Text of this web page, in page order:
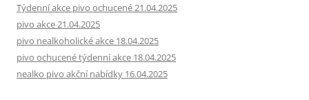
Týdenní akce pivo ochucené 21.04.2025
pivo akce 21.04.2025
pivo nealkoholické akce 18.04.2025
pivo ochucené týdenní akce 18.04.2025
nealko pivo akční nabídky 16.04.2025